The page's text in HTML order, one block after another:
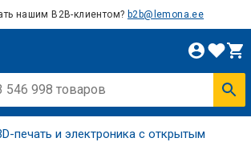
нашим B2B-клиентом? b2b@lemona.ee
печать и электроника с открытым